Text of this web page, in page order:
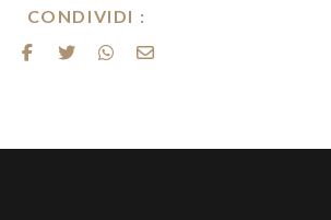
CONDIVIDI :